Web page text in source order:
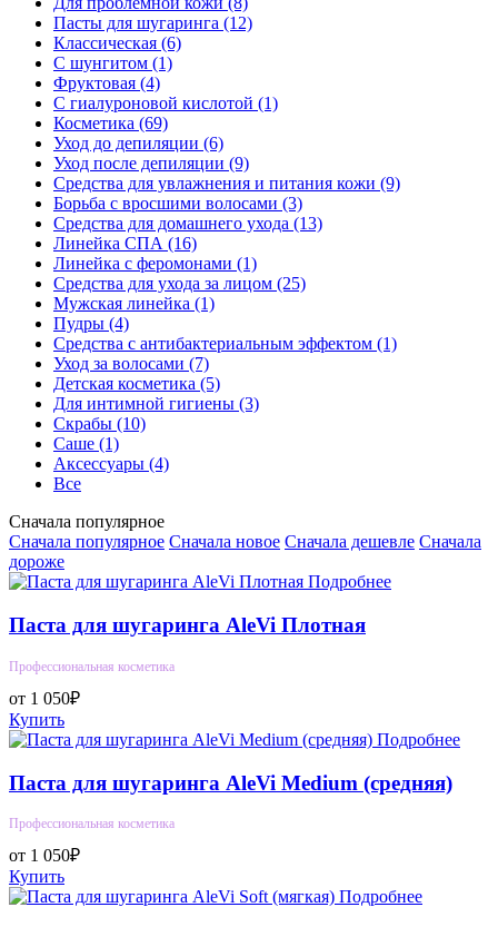
Пасты для шугаринга (12)
Классическая (6)
С шунгитом (1)
Фруктовая (4)
C гиалуроновой кислотой (1)
Косметика (69)
Уход до депиляции (6)
Уход после депиляции (9)
Средства для увлажнения и питания кожи (9)
Борьба с вросшими волосами (3)
Средства для домашнего ухода (13)
Линейка СПА (16)
Линейка с феромонами (1)
Средства для ухода за лицом (25)
Мужская линейка (1)
Пудры (4)
Средства с антибактериальным эффектом (1)
Уход за волосами (7)
Детская косметика (5)
Для интимной гигиены (3)
Скрабы (10)
Саше (1)
Аксессуары (4)
Все
Сначала популярное
Сначала популярное Сначала новое Сначала дешевле Сначала
дороже
Подробнее
Паста для шугаринга AleVi Плотная
Профессиональная косметика
от 1 050₽
Купить
Подробнее
Паста для шугаринга AleVi Medium (средняя)
Профессиональная косметика
от 1 050₽
Купить
Подробнее